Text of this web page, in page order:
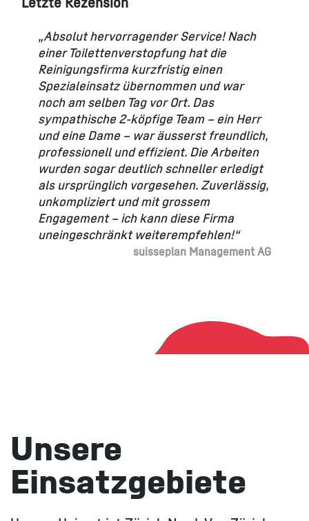
„Absolut hervorragender Service! Nach
einer Toilettenverstopfung hat die
Reinigungsfirma kurzfristig einen
Spezialeinsatz übernommen und war
noch am selben Tag vor Ort. Das
sympathische 2-köpfige Team – ein Herr
und eine Dame – war äusserst freundlich,
professionell und effizient. Die Arbeiten
wurden sogar deutlich schneller erledigt
als ursprünglich vorgesehen. Zuverlässig,
unkompliziert und mit grossem
Engagement – ich kann diese Firma
uneingeschränkt weiterempfehlen!“
suisseplan Management AG
Unsere
Einsatzgebiete